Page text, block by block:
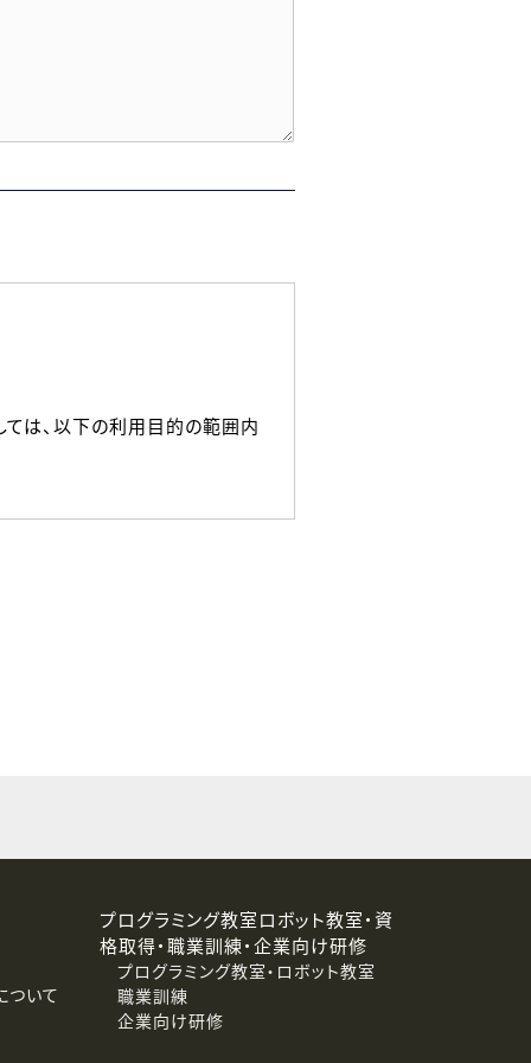
ては、以下の利用目的の範囲内
および第三者への提供停止）
ついて
プログラミング教室ロボット教室・資
格取得・職業訓練・企業向け研修
プログラミング教室・ロボット教室
職業訓練
企業向け研修